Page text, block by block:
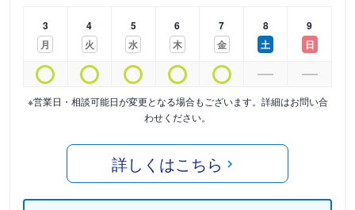
3
月
4
火
5
水
6
木
7
金
8
土
9
日
※営業日・相談可能日が変更となる場合もございます。詳細はお問い合
わせください。
詳しくはこちら